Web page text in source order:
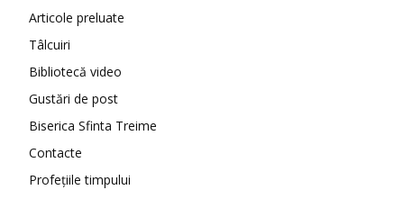
Articole preluate
Tâlcuiri
Bibliotecă video
Gustări de post
Biserica Sfinta Treime
Contacte
Profețiile timpului